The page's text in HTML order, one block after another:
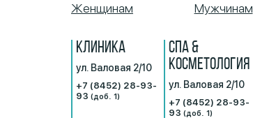
Женщинам Мужчинам
КЛИНИКА
ул. Валовая 2/10
+7 (8452) 28-93-
93(доб. 1)
СПА &
КОСМЕТОЛОГИЯ
ул. Валовая 2/10
+7 (8452) 28-93-
93 (доб. 1)